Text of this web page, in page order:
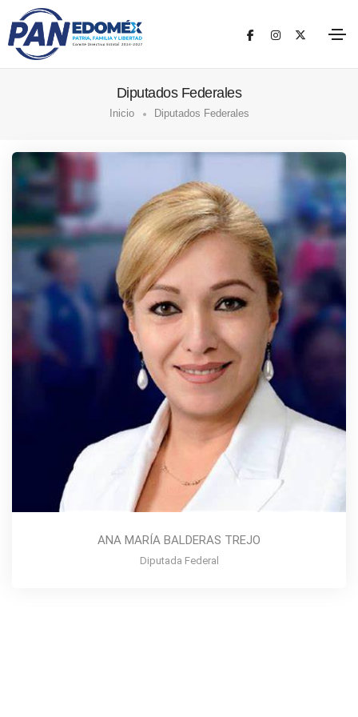
Diputados Federales
Inicio Diputados Federales
ANA MARÍA BALDERAS TREJO
Diputada Federal